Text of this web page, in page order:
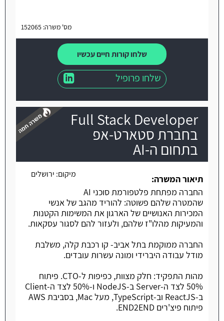
מס' משרה: 152065
שלחו קורות חיים עכשיו
שלחו פרופיל
Full Stack Developer
בחברת סטארט-אפ
בתחום ה-AI
משרה חמה
מיקום: ירושלים
תיאור המשרה:
החברה מפתחת פלטפורמת סוכני AI
שהמטרה שלהם פשוטה: להוריד מהגב של אנשי
המכירות האנושיים של הארגון את המשימות הקטנות
והמעיקות מהלו"ז שלהם, ולעזור להם לסגור עסקאות.
החברה ממוקמת בתל אביב- קו רכבת קלה, משלבת
מודל עבודה היברידי ומונה עשרות עובדים.
מהות התפקיד: חלק מצוות, כפיפות ל-CTO. פיתוח
50% לצד ה-Server ב-NodeJS ו-50% לצד ה-Client
ב-ReactJS וב-TypeScript, מעל Mac, בסביבת AWS
פיתוח פיצ'רים END2END.